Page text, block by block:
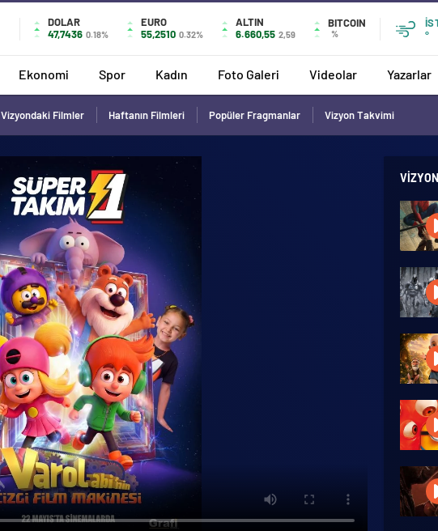
DOLAR
47,7436 0.18%
EURO
55,2510 0.32%
ALTIN
6.660,55 2,59
BITCOIN
%
°
Ekonomi Spor Kadın Foto Galeri Videolar Yazarlar
Vizyondaki Filmler Haftanın Filmleri Popüler Fragmanlar Vizyon Takvimi